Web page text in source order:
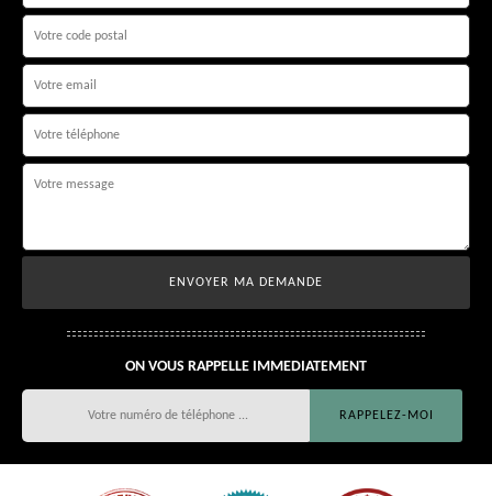
ON VOUS RAPPELLE IMMEDIATEMENT